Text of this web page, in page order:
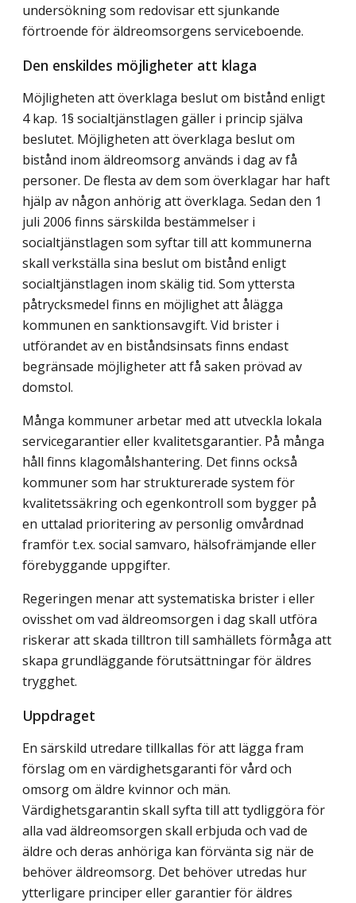
undersökning som redovisar ett sjunkande
förtroende för äldreomsorgens serviceboende.
Den enskildes möjligheter att klaga
Möjligheten att överklaga beslut om bistånd enligt
4 kap. 1§ socialtjänstlagen gäller i princip själva
beslutet. Möjligheten att överklaga beslut om
bistånd inom äldreomsorg används i dag av få
personer. De flesta av dem som överklagar har haft
hjälp av någon anhörig att överklaga. Sedan den 1
juli 2006 finns särskilda bestämmelser i
socialtjänstlagen som syftar till att kommunerna
skall verkställa sina beslut om bistånd enligt
socialtjänstlagen inom skälig tid. Som yttersta
påtrycksmedel finns en möjlighet att ålägga
kommunen en sanktionsavgift. Vid brister i
utförandet av en biståndsinsats finns endast
begränsade möjligheter att få saken prövad av
domstol.
Många kommuner arbetar med att utveckla lokala
servicegarantier eller kvalitetsgarantier. På många
håll finns klagomålshantering. Det finns också
kommuner som har strukturerade system för
kvalitetssäkring och egenkontroll som bygger på
en uttalad prioritering av personlig omvårdnad
framför t.ex. social samvaro, hälsofrämjande eller
förebyggande uppgifter.
Regeringen menar att systematiska brister i eller
ovisshet om vad äldreomsorgen i dag skall utföra
riskerar att skada tilltron till samhällets förmåga att
skapa grundläggande förutsättningar för äldres
trygghet.
Uppdraget
En särskild utredare tillkallas för att lägga fram
förslag om en värdighetsgaranti för vård och
omsorg om äldre kvinnor och män.
Värdighetsgarantin skall syfta till att tydliggöra för
alla vad äldreomsorgen skall erbjuda och vad de
äldre och deras anhöriga kan förvänta sig när de
behöver äldreomsorg. Det behöver utredas hur
ytterligare principer eller garantier för äldres